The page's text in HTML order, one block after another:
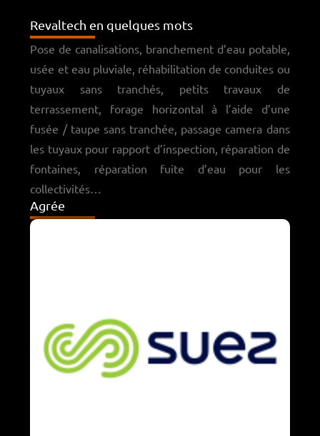
Revaltech en quelques mots
Pose de canalisations, branchement d’eau potable,
usée et eau pluviale, réhabilitation de conduites ou
tuyaux sans tranchés, petits travaux de
terrassement, forage horizontal à l’aide d’une
fusée / taupe sans tranchée, passage camera dans
les tuyaux pour rapport d’inspection, réparation de
fontaines, réparation fuite d’eau pour les
collectivités…
Agrée